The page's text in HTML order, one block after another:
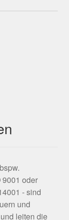
oder
- sind
und
leiten die